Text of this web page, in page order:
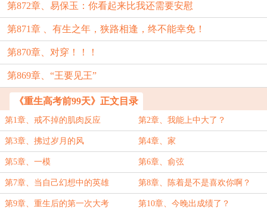
第872章、易保玉：你看起来比我还需要安慰
第871章 、有生之年，狭路相逢，终不能幸免！
第870章、对穿！！！
第869章、“王要见王”
《重生高考前99天》正文目录
第1章、戒不掉的肌肉反应 第2章、我能上中大了？
第3章、拂过岁月的风 第4章、家
第5章、一模 第6章、俞弦
第7章、当自己幻想中的英雄 第8章、陈着是不是喜欢你啊？
第9章、重生后的第一次大考 第10章、今晚出成绩了？